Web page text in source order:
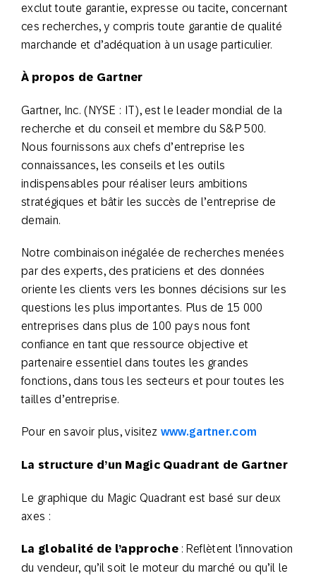
exclut toute garantie, expresse ou tacite, concernant
ces recherches, y compris toute garantie de qualité
marchande et d’adéquation à un usage particulier.
À propos de Gartner
Gartner, Inc. (NYSE : IT), est le leader mondial de la
recherche et du conseil et membre du S&P 500.
Nous fournissons aux chefs d’entreprise les
connaissances, les conseils et les outils
indispensables pour réaliser leurs ambitions
stratégiques et bâtir les succès de l’entreprise de
demain.
Notre combinaison inégalée de recherches menées
par des experts, des praticiens et des données
oriente les clients vers les bonnes décisions sur les
questions les plus importantes. Plus de 15 000
entreprises dans plus de 100 pays nous font
confiance en tant que ressource objective et
partenaire essentiel dans toutes les grandes
fonctions, dans tous les secteurs et pour toutes les
tailles d’entreprise.
Pour en savoir plus, visitez www.gartner.com
La structure d’un Magic Quadrant de Gartner
Le graphique du Magic Quadrant est basé sur deux
axes :
La globalité de l’approche: Reflètent l’innovation
du vendeur, qu’il soit le moteur du marché ou qu’il le